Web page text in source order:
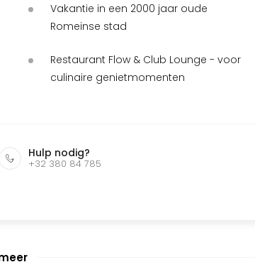
Vakantie in een 2000 jaar oude
Romeinse stad
Restaurant Flow & Club Lounge - voor
culinaire genietmomenten
Hulp nodig?
+32 380 84 785